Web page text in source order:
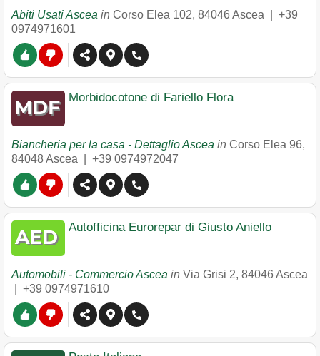
Abiti Usati Ascea in Corso Elea 102, 84046 Ascea
+39
0974971601
Morbidocotone di Fariello Flora
Biancheria per la casa - Dettaglio Ascea in Corso Elea 96,
84048Ascea +39 0974972047
Autofficina Eurorepar di Giusto Aniello
Automobili - Commercio Ascea in Via Grisi 2, 84046 Ascea
+39 0974971610